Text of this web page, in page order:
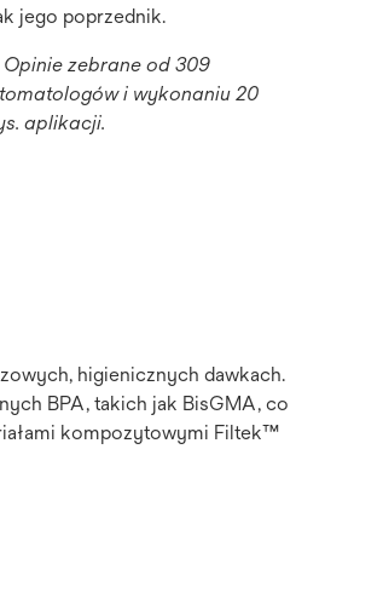
jego poprzednik.
Opinie zebrane od 309
i wykonaniu 20
aplikacji.
higienicznych dawkach.
BPA, takich jak BisGMA, co
kompozytowymi Filtek™